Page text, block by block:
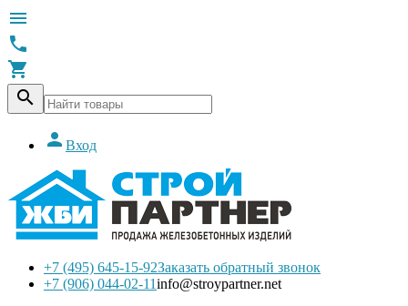




 Вход
+7 (495) 645-15-92Заказать обратный звонок
+7 (906) 044-02-11info@stroypartner.net